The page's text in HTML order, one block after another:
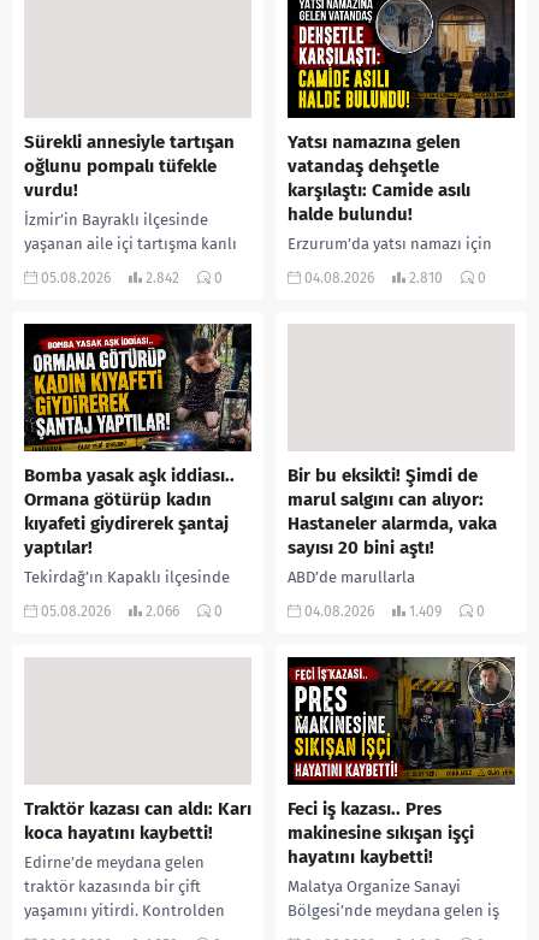
Sürekli annesiyle tartışan
oğlunu pompalı tüfekle
vurdu!
İzmir’in Bayraklı ilçesinde
yaşanan aile içi tartışma kanlı
bitti. İddiaya göre, uzun süredir
05.08.2026 2.842 0
Yatsı namazına gelen
vatandaş dehşetle
karşılaştı: Camide asılı
halde bulundu!
Erzurum’da yatsı namazı için
camiye gelen bir vatandaş,
04.08.2026 2.810 0
Bomba yasak aşk iddiası..
Ormana götürüp kadın
kıyafeti giydirerek şantaj
yaptılar!
Tekirdağ’ın Kapaklı ilçesinde
bir kişiyi, arkadaşının eşiyle
05.08.2026 2.066 0
Bir bu eksikti! Şimdi de
marul salgını can alıyor:
Hastaneler alarmda, vaka
sayısı 20 bini aştı!
ABD’de marullarla
ilişkilendirilen siklospora
salgında vaka sayısının 20 bini
aştığı belirtilirken, sağlık...
04.08.2026 1.409 0
Traktör kazası can aldı: Karı
koca hayatını kaybetti!
Edirne’de meydana gelen
traktör kazasında bir çift
yaşamını yitirdi. Kontrolden
çıkarak devrilen traktörün
Feci iş kazası.. Pres
makinesine sıkışan işçi
hayatını kaybetti!
Malatya Organize Sanayi
Bölgesi’nde meydana gelen iş
kazasında, pres makinesine